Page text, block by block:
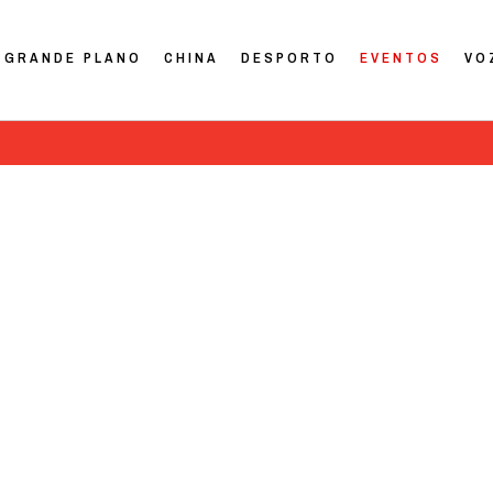
GRANDE PLANO CHINA DESPORTO EVENTOS